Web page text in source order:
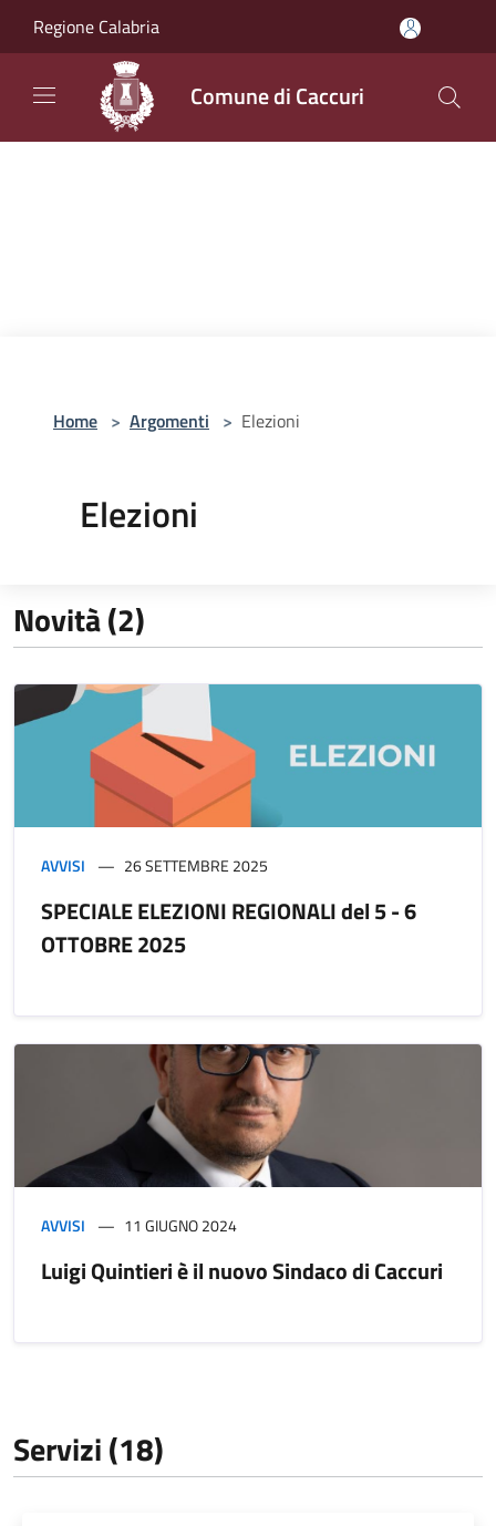
Regione Calabria
Comune di Caccuri
Home > Argomenti > Elezioni
Elezioni
Novità (2)
AVVISI 26 SETTEMBRE 2025
SPECIALE ELEZIONI REGIONALI del 5 - 6
OTTOBRE 2025
AVVISI 11 GIUGNO 2024
Luigi Quintieri è il nuovo Sindaco di Caccuri
Servizi (18)